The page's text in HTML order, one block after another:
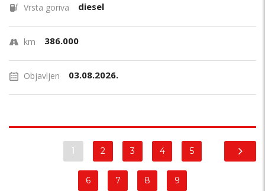
Vrsta goriva diesel
km 386.000
Objavljen 03.08.2026.
1 2 3 4 5
6 7 8 9